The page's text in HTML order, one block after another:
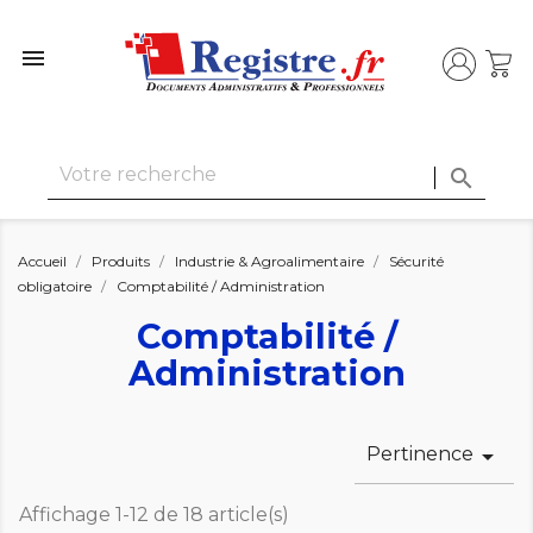


Accueil Produits Industrie & Agroalimentaire
Sécurité
obligatoire
Comptabilité / Administration
Comptabilité /
Administration
Pertinence 
Affichage 1-12 de 18 article(s)